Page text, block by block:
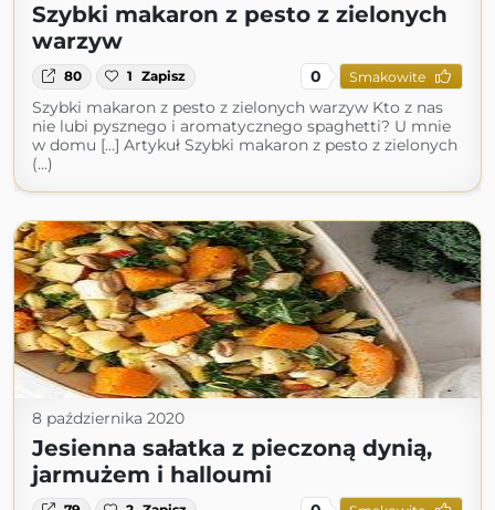
Szybki makaron z pesto z zielonych
warzyw
80 1 Zapisz 0 Smakowite
Szybki makaron z pesto z zielonych warzyw Kto z nas
nie lubi pysznego i aromatycznego spaghetti? U mnie
w domu […] Artykuł Szybki makaron z pesto z zielonych
(...)
8 października 2020
Jesienna sałatka z pieczoną dynią,
jarmużem i halloumi